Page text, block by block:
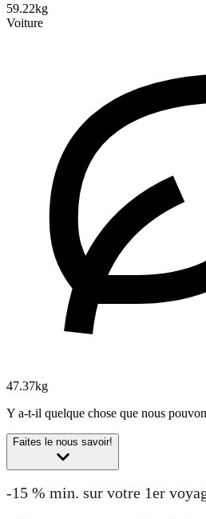
59.22kg
Voiture
47.37kg
Y a-t-il quelque chose que nous
Faites le nous savoir!
-15 % min. sur votre 1er